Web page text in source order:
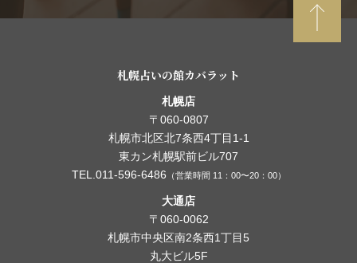
札幌占いの館カバラット
札幌店
〒060-0807
札幌市北区北7条西4丁目1-1
東カン札幌駅前ビル707
TEL.011-596-6486 （営業時間 11：00〜20：00）
大通店
〒060-0062
札幌市中央区南2条西1丁目5
丸大ビル5F